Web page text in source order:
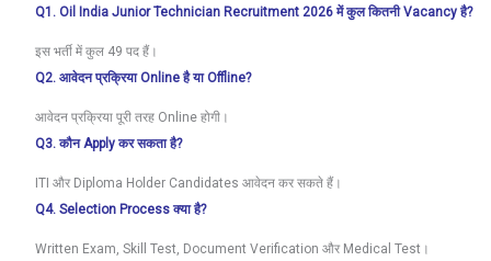
Q1. Oil India Junior Technician Recruitment 2026 में कुल कितनी Vacancy है?
इस भर्ती में कुल 49 पद हैं।
Q2. आवेदन प्रक्रिया Online है या Offline?
आवेदन प्रक्रिया पूरी तरह Online होगी।
Q3. कौन Apply कर सकता है?
ITI और Diploma Holder Candidates आवेदन कर सकते हैं।
Q4. Selection Process क्या है?
Written Exam, Skill Test, Document Verification और Medical Test।